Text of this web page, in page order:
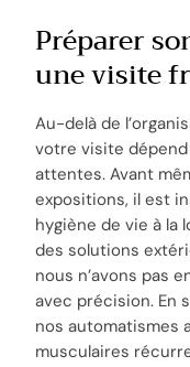
Préparer
une visite
Au-delà de
votre visite
attentes. Avant
expositions, il est
hygiène de vie à la
des solutions
nous n’avons pas
avec précision. En
nos automatismes
musculaires